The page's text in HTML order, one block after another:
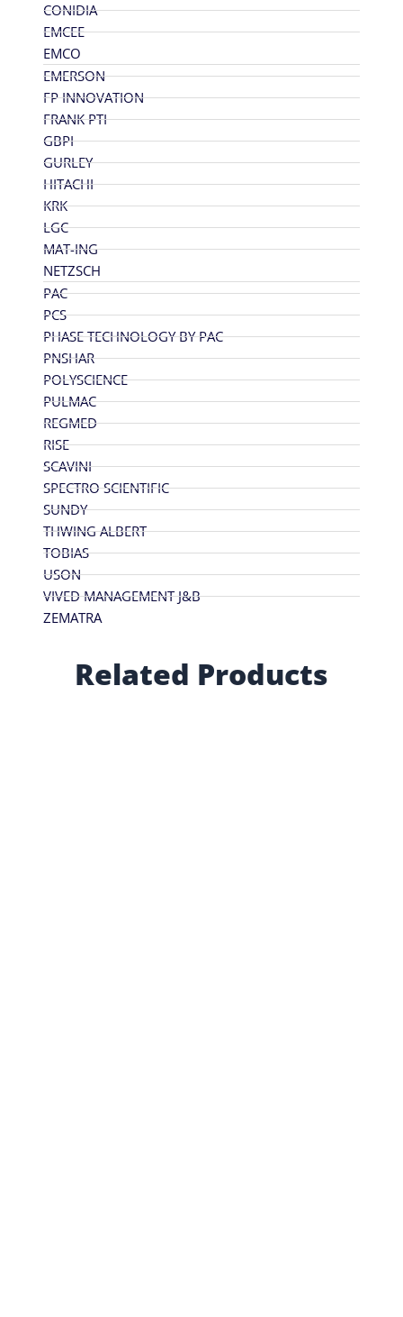
CONIDIA
EMCEE
EMCO
EMERSON
FP INNOVATION
FRANK PTI
GBPI
GURLEY
HITACHI
KRK
LGC
MAT-ING
NETZSCH
PAC
PCS
PHASE TECHNOLOGY BY PAC
PNSHAR
POLYSCIENCE
PULMAC
REGMED
RISE
SCAVINI
SPECTRO SCIENTIFIC
SUNDY
THWING ALBERT
TOBIAS
USON
VIVED MANAGEMENT J&B
ZEMATRA
Related Products